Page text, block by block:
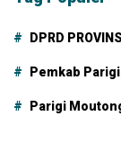
DPRD
Pemkab
Parigi